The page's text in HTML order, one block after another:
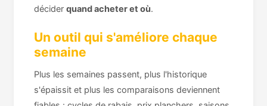
décider quand acheter et où.
Un outil qui s'améliore chaque
semaine
Plus les semaines passent, plus l'historique
s'épaissit et plus les comparaisons deviennent